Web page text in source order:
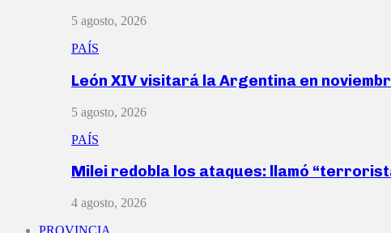
5 agosto, 2026
PAÍS
León XIV visitará la Argentina en
5 agosto, 2026
PAÍS
Milei redobla los ataques: llamó
4 agosto, 2026